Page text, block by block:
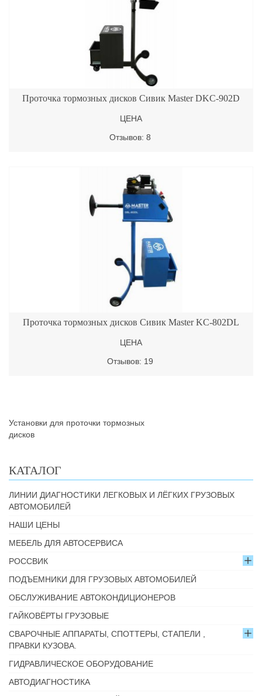
Проточка тормозных дисков Сивик Master DKC-902D
ЦЕНА
Отзывов: 8
Проточка тормозных дисков Сивик Master KC-802DL
ЦЕНА
Отзывов: 19
Установки для проточки тормозных
дисков
КАТАЛОГ
ЛИНИИ ДИАГНОСТИКИ ЛЕГКОВЫХ И ЛЁГКИХ ГРУЗОВЫХ
АВТОМОБИЛЕЙ
НАШИ ЦЕНЫ
МЕБЕЛЬ ДЛЯ АВТОСЕРВИСА
РОССВИК
ПОДЪЕМНИКИ ДЛЯ ГРУЗОВЫХ АВТОМОБИЛЕЙ
ОБСЛУЖИВАНИЕ АВТОКОНДИЦИОНЕРОВ
ГАЙКОВЁРТЫ ГРУЗОВЫЕ
СВАРОЧНЫЕ АППАРАТЫ, СПОТТЕРЫ, СТАПЕЛИ ,
ПРАВКИ КУЗОВА.
ГИДРАВЛИЧЕСКОЕ ОБОРУДОВАНИЕ
АВТОДИАГНОСТИКА